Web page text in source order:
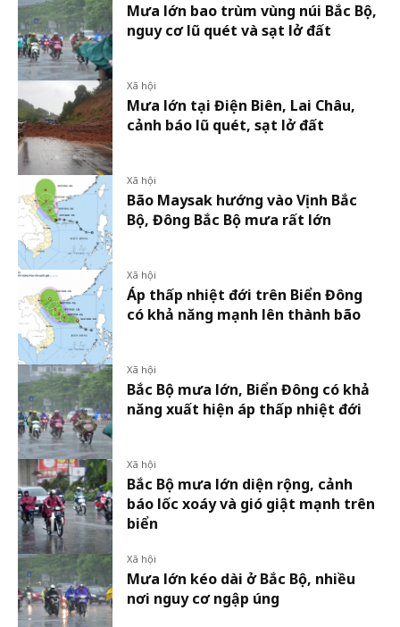
Mưa lớn bao trùm vùng núi Bắc Bộ,
nguy cơ lũ quét và sạt lở đất
Xã hội
Mưa lớn tại Điện Biên, Lai Châu,
cảnh báo lũ quét, sạt lở đất
Xã hội
Bão Maysak hướng vào Vịnh Bắc
Bộ, Đông Bắc Bộ mưa rất lớn
Xã hội
Áp thấp nhiệt đới trên Biển Đông
có khả năng mạnh lên thành bão
Xã hội
Bắc Bộ mưa lớn, Biển Đông có khả
năng xuất hiện áp thấp nhiệt đới
Xã hội
Bắc Bộ mưa lớn diện rộng, cảnh
báo lốc xoáy và gió giật mạnh trên
biển
Xã hội
Mưa lớn kéo dài ở Bắc Bộ, nhiều
nơi nguy cơ ngập úng